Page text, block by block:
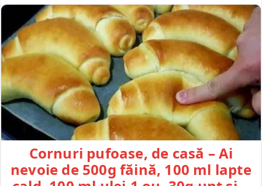
Cornuri pufoase, de casă – Ai
nevoie de 500g făină, 100 ml lapte